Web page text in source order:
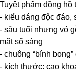
Tuyệt phẩm đồng hồ
- kiểu dáng độc đáo,
- sâu tuổi nhưng vỏ
mặt số sáng
- chuông “bính
- kích thước: cao